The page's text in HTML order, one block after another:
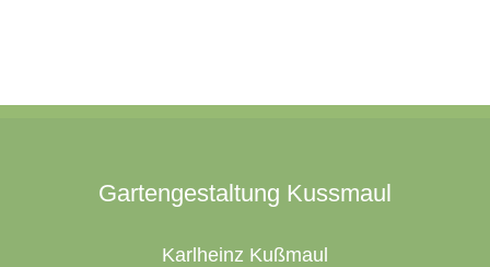
Gartengestaltung Kussmaul
Karlheinz Kußmaul